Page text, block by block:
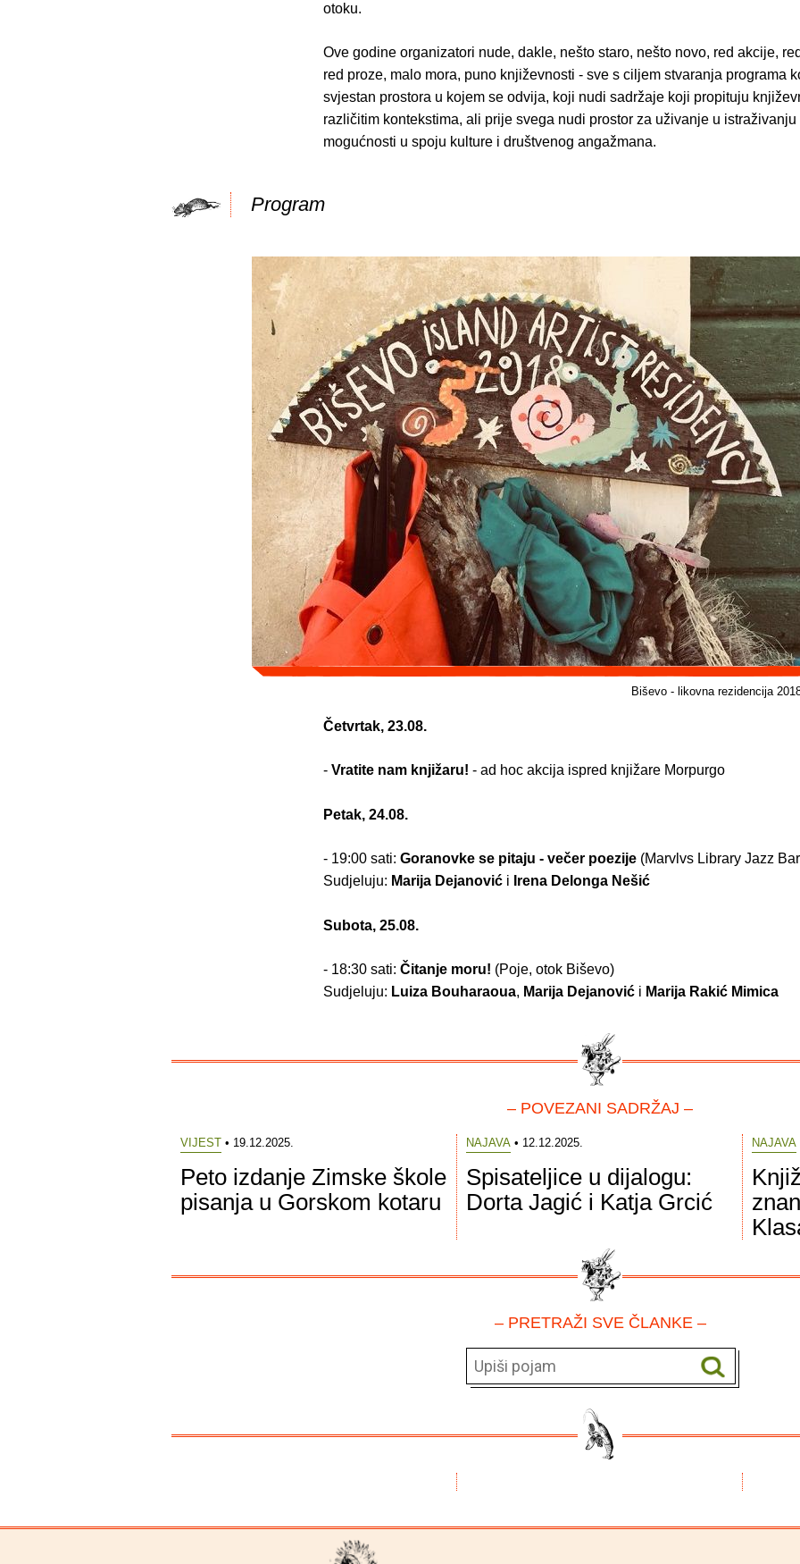
otoku.
Ove godine organizatori nude, dakle, nešto staro, nešto novo, red akcije,
red proze, malo mora, puno književnosti - sve s ciljem stvaranja programa
svjestan prostora u kojem se odvija, koji nudi sadržaje koji propituju
različitim kontekstima, ali prije svega nudi prostor za uživanje u istraživanju
mogućnosti u spoju kulture i društvenog angažmana.
Program
Biševo - likovna rezidencija
Četvrtak, 23.08.
- Vratite nam knjižaru! - ad hoc akcija ispred knjižare Morpurgo
Petak, 24.08.
- 19:00 sati: Goranovke se pitaju - večer poezije (Marvlvs Library Jazz
Sudjeluju: Marija Dejanović i Irena Delonga Nešić
Subota, 25.08.
- 18:30 sati: Čitanje moru! (Poje, otok Biševo)
Sudjeluju: Luiza Bouharaoua, Marija Dejanović i Marija Rakić Mimica
– POVEZANI SADRŽAJ –
VIJEST• 19.12.2025.
Peto izdanje Zimske škole
pisanja u Gorskom kotaru
NAJAVA• 12.12.2025.
Spisateljice u dijalogu:
Dorta Jagić i Katja Grcić
NAJAVA
– PRETRAŽI SVE ČLANKE –